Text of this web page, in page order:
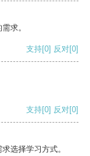
求。
支持[0] 反对[0]
支持[0] 反对[0]
选择学习方式。